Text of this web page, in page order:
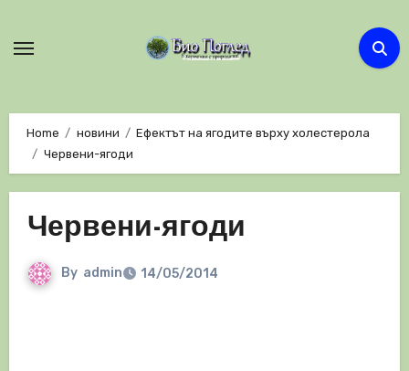
Home новини
Ефектът на ягодите върху холестерола
Червени-ягоди
Червени-ягоди
By admin 14/05/2014